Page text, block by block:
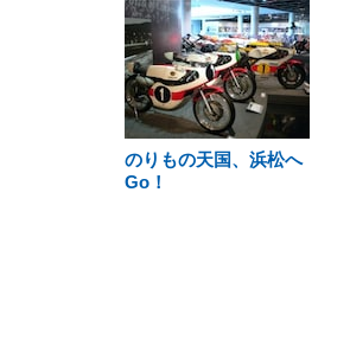
のりもの天国、浜松へ
Go！